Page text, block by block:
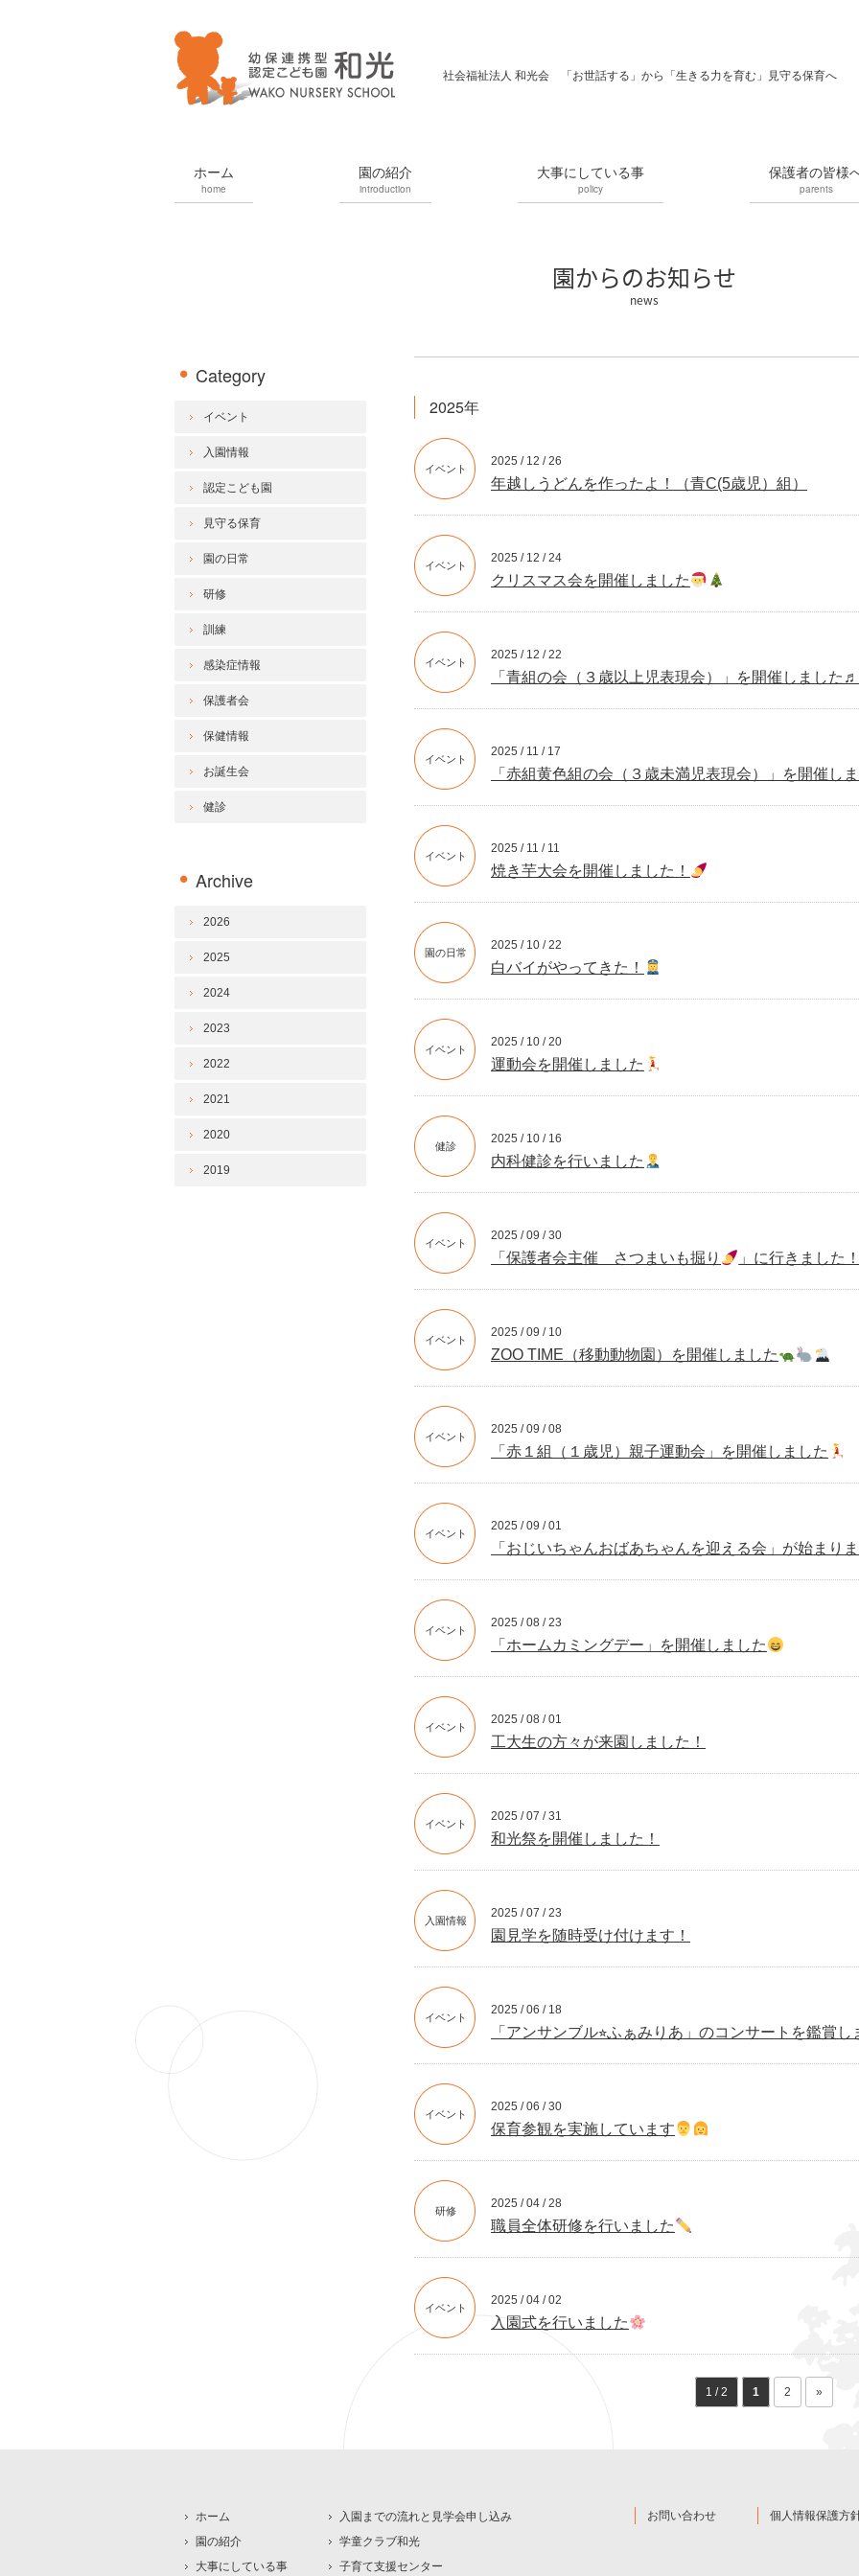
社会福祉法人 和光会 「お世話する」から「生きる力を育む」見守る保育へ
ホーム
home
園の紹介
introduction
大事にしている事
policy
保護者の皆様
parents
園からのお知らせ
2025年
イベント
2025 / 12 / 26
年越しうどんを作ったよ！（青C(5歳児）組）
イベント
2025 / 12 / 24
クリスマス会を開催しました
イベント
2025 / 12 / 22
「青組の会（３歳以上児表現会）」を開催しました♬
イベント
2025 / 11 / 17
「赤組黄色組の会（３歳未満児表現会）」を開催し
イベント
2025 / 11 / 11
焼き芋大会を開催しました！
園の日常
2025 / 10 / 22
白バイがやってきた！
イベント
2025 / 10 / 20
運動会を開催しました
健診
2025 / 10 / 16
内科健診を行いました
イベント
2025 / 09 / 30
「保護者会主催 さつまいも掘り 」に行きました
イベント
2025 / 09 / 10
ZOO TIME（移動動物園）を開催しました
イベント
2025 / 09 / 08
「赤１組（１歳児）親子運動会」を開催しました
イベント
2025 / 09 / 01
「おじいちゃんおばあちゃんを迎える会」が始まり
イベント
2025 / 08 / 23
「ホームカミングデー」を開催しました
イベント
2025 / 08 / 01
工大生の方々が来園しました！
イベント
2025 / 07 / 31
和光祭を開催しました！
入園情報
2025 / 07 / 23
園見学を随時受け付けます！
イベント
2025 / 06 / 18
「アンサンブル⭐︎ふぁみりあ」のコンサートを鑑賞
イベント
2025 / 06 / 30
保育参観を実施しています
研修
2025 / 04 / 28
職員全体研修を行いました
イベント
2025 / 04 / 02
入園式を行いました
1 / 2 1 2 »
Category
イベント
入園情報
認定こども園
見守る保育
園の日常
研修
訓練
感染症情報
保護者会
保健情報
お誕生会
健診
Archive
2026
2025
2024
2023
2022
2021
2020
2019
ホーム
園の紹介
大事にしている事
入園までの流れと見学会申し込み
学童クラブ和光
子育て支援センター
お問い合わせ 個人情報保護方